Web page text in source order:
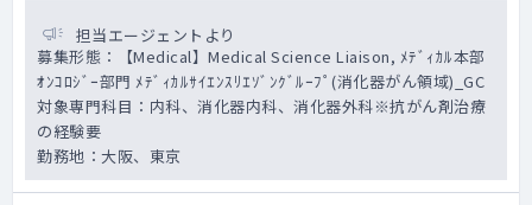
担当エージェントより
募集形態：【Medical】Medical Science Liaison, ﾒﾃﾞｨｶﾙ本部
ｵﾝｺﾛｼﾞｰ部門 ﾒﾃﾞｨｶﾙｻｲｴﾝｽﾘｴｿﾞﾝｸﾞﾙｰﾌﾟ(消化器がん領域)_GC
対象専門科目：内科、消化器内科、消化器外科※抗がん剤治療
の経験要
勤務地：大阪、東京